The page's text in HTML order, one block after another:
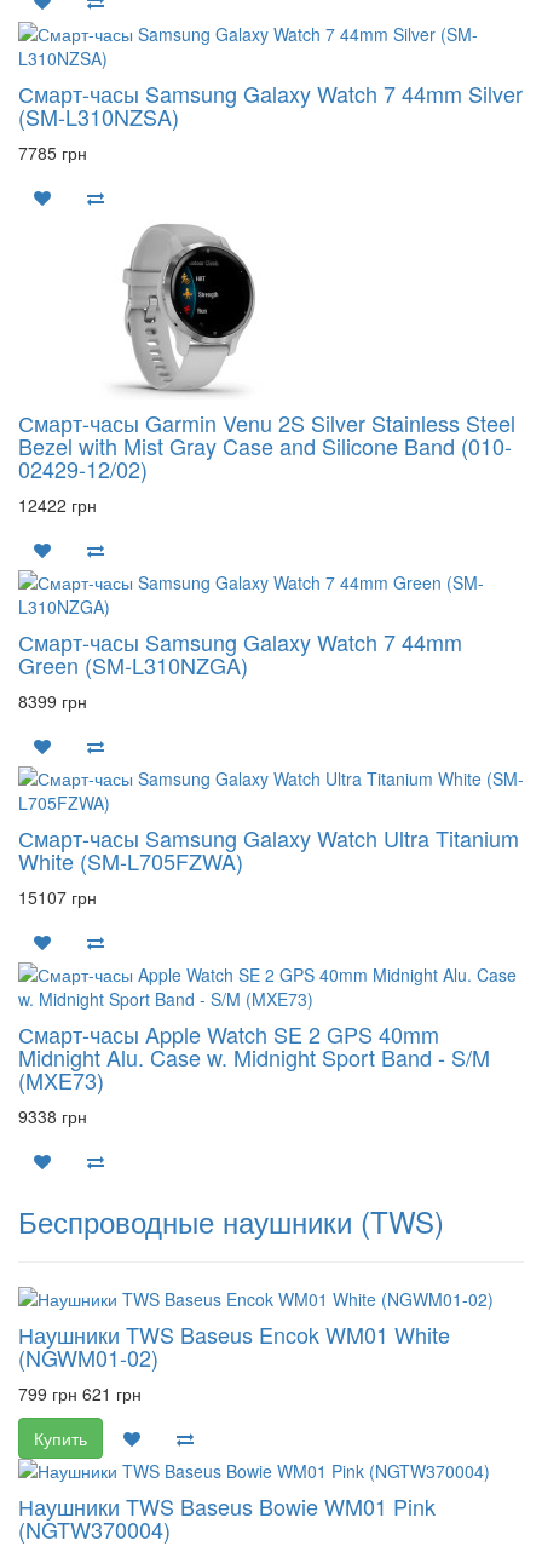
Смарт-часы Samsung Galaxy Watch 7 44mm Silver
(SM-L310NZSA)
7785 грн
Смарт-часы Garmin Venu 2S Silver Stainless Steel
Bezel with Mist Gray Case and Silicone Band (010-
02429-12/02)
12422 грн
Смарт-часы Samsung Galaxy Watch 7 44mm
Green (SM-L310NZGA)
8399 грн
Смарт-часы Samsung Galaxy Watch Ultra Titanium
White (SM-L705FZWA)
15107 грн
Смарт-часы Apple Watch SE 2 GPS 40mm
Midnight Alu. Case w. Midnight Sport Band - S/M
(MXE73)
9338 грн
Беспроводные наушники (TWS)
Наушники TWS Baseus Encok WM01 White
(NGWM01-02)
799 грн 621 грн
Купить
Наушники TWS Baseus Bowie WM01 Pink
(NGTW370004)